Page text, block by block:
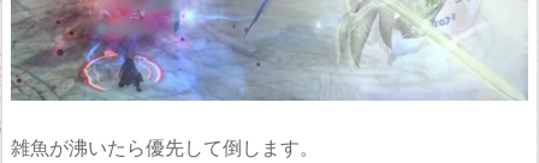
雑魚が沸いたら優先して倒します。